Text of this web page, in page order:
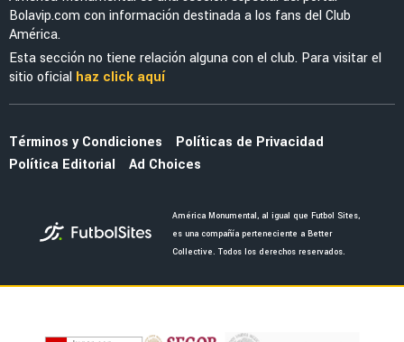
Bolavip.com con información destinada a los fans del Club
América.
Esta sección no tiene relación alguna con el club. Para visitar el
sitio oficial haz click aquí
Términos y Condiciones
Políticas de Privacidad
Política Editorial
Ad Choices
América Monumental, al igual que Futbol Sites,
es una compañía perteneciente a Better
Collective. Todos los derechos reservados.